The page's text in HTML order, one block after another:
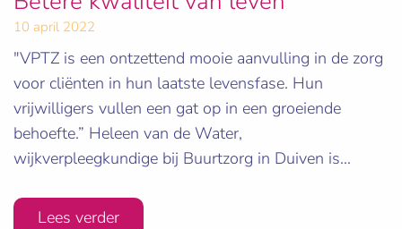
10 april 2022
"VPTZ is een ontzettend mooie aanvulling in de zorg
voor cliënten in hun laatste levensfase. Hun
vrijwilligers vullen een gat op in een groeiende
behoefte.” Heleen van de Water,
wijkverpleegkundige bij Buurtzorg in Duiven is...
Lees verder